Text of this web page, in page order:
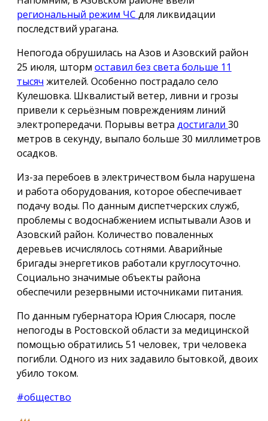
региональный режим ЧС для ликвидации
последствий урагана.
Непогода обрушилась на Азов и Азовский район
25 июля, шторм оставил без света больше 11
тысяч жителей. Особенно пострадало село
Кулешовка. Шквалистый ветер, ливни и грозы
привели к серьёзным повреждениям линий
электропередачи. Порывы ветра достигали 30
метров в секунду, выпало больше 30 миллиметров
осадков.
Из-за перебоев в электричеством была нарушена
и работа оборудования, которое обеспечивает
подачу воды. По данным диспетчерских служб,
проблемы с водоснабжением испытывали Азов и
Азовский район. Количество поваленных
деревьев исчислялось сотнями. Аварийные
бригады энергетиков работали круглосуточно.
Социально значимые объекты района
обеспечили резервными источниками питания.
По данным губернатора Юрия Слюсаря, после
непогоды в Ростовской области за медицинской
помощью обратились 51 человек, три человека
погибли. Одного из них задавило бытовкой, двоих
убило током.
#общество